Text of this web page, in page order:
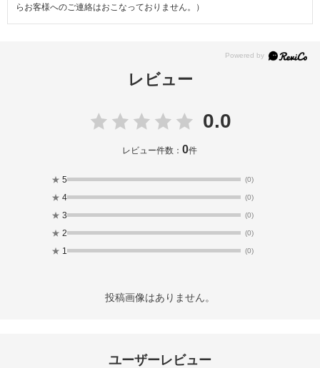
らお客様へのご連絡はおこなっておりません。）
レビュー
0.0
レビュー件数：0件
★ 5 (0)
★ 4 (0)
★ 3 (0)
★ 2 (0)
★ 1 (0)
投稿画像はありません。
ユーザーレビュー